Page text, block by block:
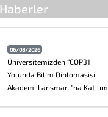
Haberler
06/08/2026
Üniversitemizden “COP31
Yolunda Bilim Diplomasisi
Akademi Lansmanı”na Katılım